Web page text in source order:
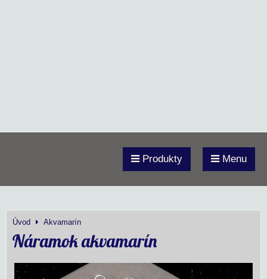
Produkty Menu
Úvod Akvamarín
Náramok akvamarín